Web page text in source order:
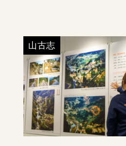
http://nbz.or.jp/
備考：
山古志